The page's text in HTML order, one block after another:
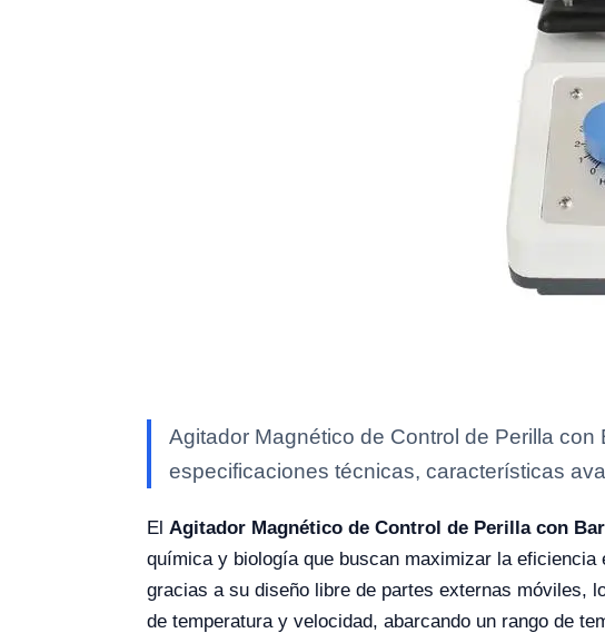
Agitador Magnético de Control de Perilla
especificaciones técnicas, características
El Agitador Magnético de Control de Perilla con
química y biología que buscan maximizar la
gracias a su diseño libre de partes externas móviles,
de temperatura y velocidad, abarcando un rango de